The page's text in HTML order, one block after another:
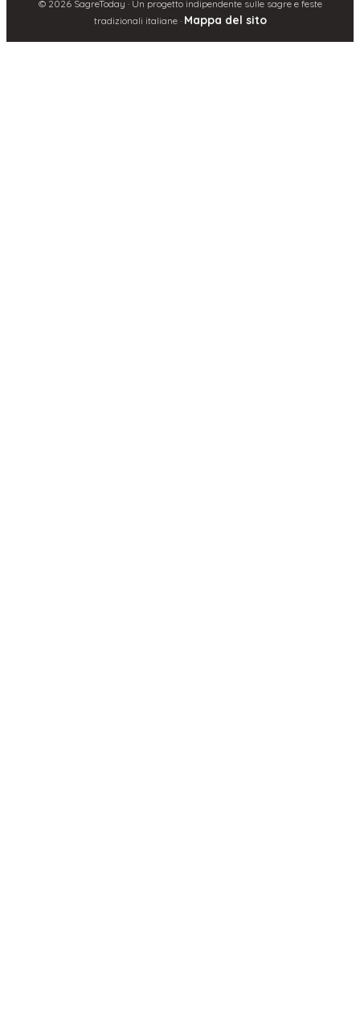
© 2026SagreToday · Un progetto indipendente sulle sagre e feste
tradizionali italiane · Mappa del sito